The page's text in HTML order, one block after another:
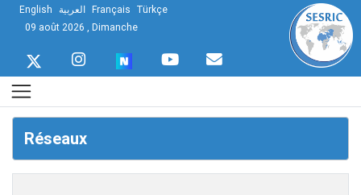
English العربية Français Türkçe
09 août 2026 , Dimanche
Réseaux